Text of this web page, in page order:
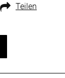
Teilen